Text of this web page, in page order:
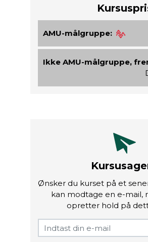
AMU-målgruppe:
Ikke AMU-målgruppe,
Ønsker du kurset på et
kan modtage en e-mail,
opretter hold på